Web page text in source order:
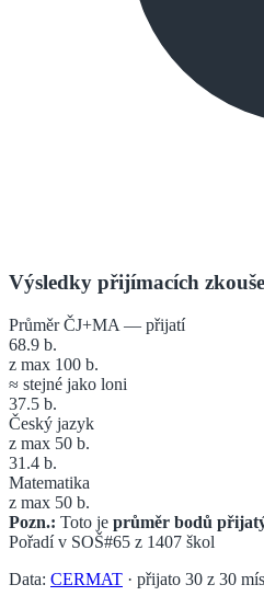
Výsledky přijímacích
Průměr ČJ+MA — přijatí
68.9 b.
z max 100 b.
≈ stejné jako loni
37.5 b.
Český jazyk
z max 50 b.
31.4 b.
Matematika
z max 50 b.
Pozn.: Toto je průměr bodů
Pořadí v SOŠ#65 z 1407 škol
Data: CERMAT · přijato 30 z 30